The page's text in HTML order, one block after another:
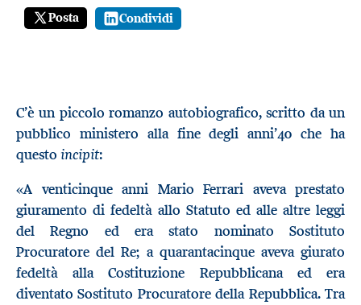
Posta Condividi
C’è un piccolo romanzo autobiografico, scritto da un
pubblico ministero alla fine degli anni’40 che ha
questo incipit:
«A venticinque anni Mario Ferrari aveva prestato
giuramento di fedeltà allo Statuto ed alle altre leggi
del Regno ed era stato nominato Sostituto
Procuratore del Re; a quarantacinque aveva giurato
fedeltà alla Costituzione Repubblicana ed era
diventato Sostituto Procuratore della Repubblica. Tra